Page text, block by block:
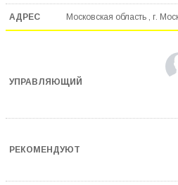
Московская область , г.